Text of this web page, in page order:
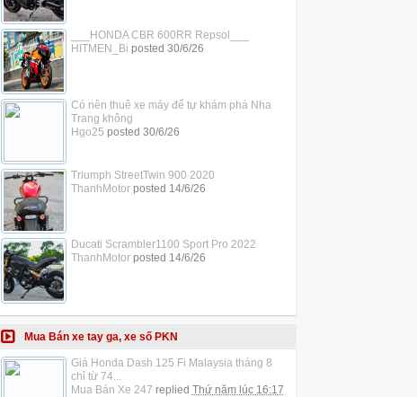
___HONDA CBR 600RR Repsol___
HITMEN_Bi posted 30/6/26
Có nên thuê xe máy để tự khám phá Nha
Trang không
Hgo25 posted 30/6/26
Triumph StreetTwin 900 2020
ThanhMotorposted 14/6/26
Ducati Scrambler1100 Sport Pro 2022
ThanhMotorposted 14/6/26
Mua Bán xe tay ga, xe số PKN
Giá Honda Dash 125 Fi Malaysia tháng 8
chỉ từ 74...
Mua Bán Xe 247 replied Thứ năm lúc 16:17